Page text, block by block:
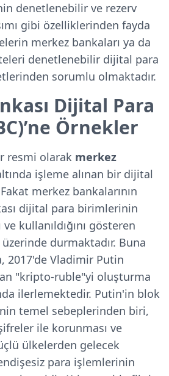
denetlenebilir ve rezerv
gibi özelliklerinden fayda
merkez bankaları ya da
denetlenebilir dijital para
sorumlu olmaktadır.
Dijital Para
Örnekler
resmi olarak merkez
işleme alınan bir dijital
merkez bankalarının
dijital para birimlerinin
ve kullanıldığını gösteren
durmaktadır. Buna
2017'de Vladimir Putin
"kripto-ruble"yi oluşturma
ilerlemektedir. Putin'in blok
temel sebeplerinden biri,
ile korunması ve
ülkelerden gelecek
para işlemlerinin